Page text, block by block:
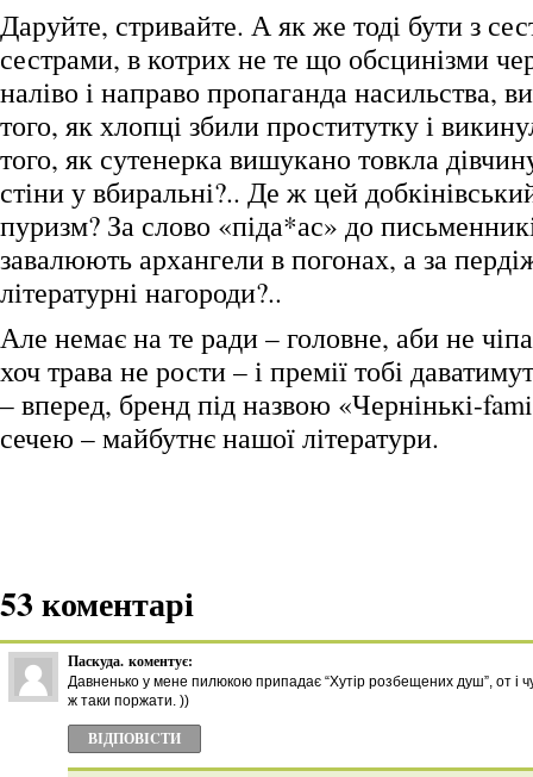
Даруйте, стривайте. А як же тоді бути з
сестрами, в котрих не те що обсцинізми
наліво і направо пропаганда насильства,
того, як хлопці збили проститутку і
того, як сутенерка вишукано товкла
стіни у вбиральні?.. Де ж цей
пуризм? За слово «піда*ас» до
завалюють архангели в погонах, а за
літературні нагороди?..
Але немає на те ради – головне, аби не
хоч трава не рости – і премії тобі
– вперед, бренд під назвою «Чернінькі-
сечею – майбутнє нашої літератури.
53 коментарі
Паскуда. коментує:
Давненько у мене пилюкою припадає “Хутір розбещених душ”, от і
ж таки поржати. ))
ВІДПОВІCТИ